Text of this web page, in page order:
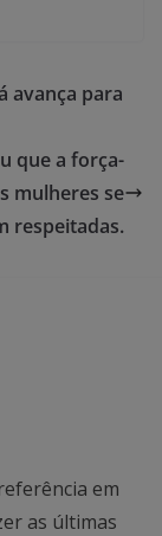
avança para
que a força-
mulheres se
respeitadas.
em
as últimas